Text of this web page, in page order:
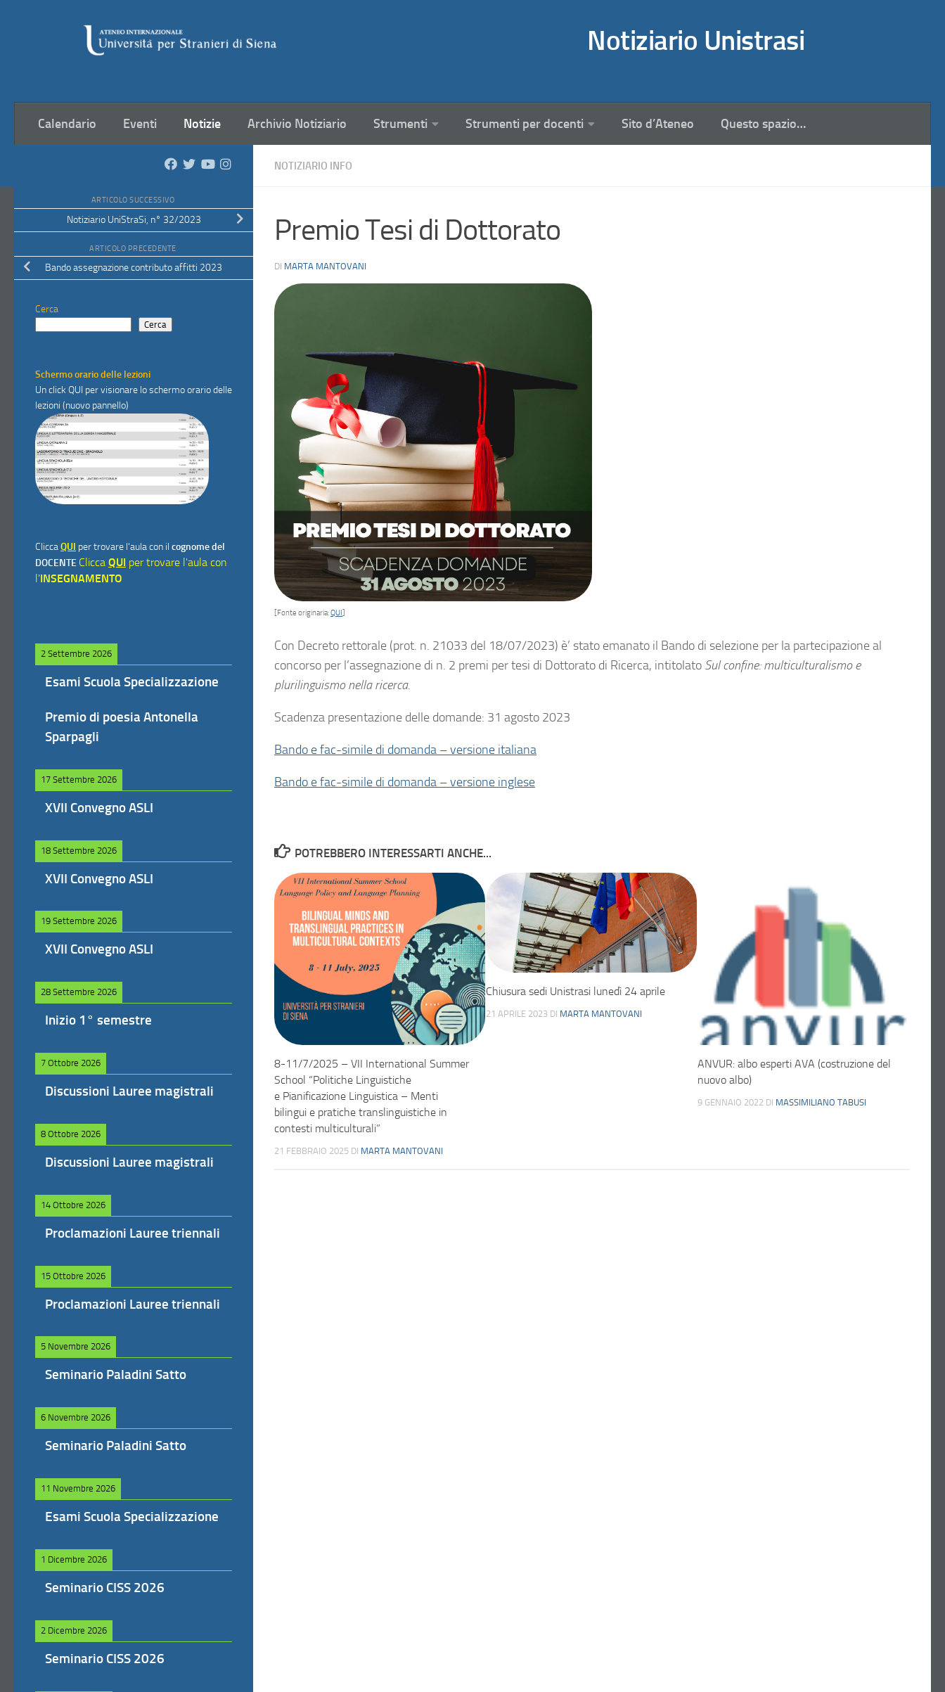
Notiziario Unistrasi
Calendario Eventi Notizie Archivio Notiziario Strumenti Strumenti per docenti Sito d’Ateneo Questo spazio…
NOTIZIARIO INFO
Premio Tesi di Dottorato
DI MARTA MANTOVANI
[Fonte originaria:QUI
Con Decreto rettorale (prot. n. 21033 del 18/07/2023) è’ stato emanato il Bando di selezione per la partecipazione al
concorso per l’assegnazione di n. 2 premi per tesi di Dottorato di Ricerca, intitolato Sul confine: multiculturalismo e
plurilinguismo nella ricerca.
Scadenza presentazione delle domande: 31 agosto 2023
Bando e fac-simile di domanda – versione italiana
Bando e fac-simile di domanda – versione inglese
POTREBBERO INTERESSARTI ANCHE...
8-11/7/2025 – VII International Summer
School “Politiche Linguistiche
e Pianificazione Linguistica – Menti
bilingui e pratiche translinguistiche in
contesti multiculturali”
21 FEBBRAIO 2025 DI MARTA MANTOVANI
Chiusura sedi Unistrasi lunedì 24 aprile
21 APRILE 2023 DI MARTA MANTOVANI
ANVUR: albo esperti AVA (costruzione del
nuovo albo)
9 GENNAIO 2022 DI MASSIMILIANO TABUSI
ARTICOLO SUCCESSIVO
Notiziario UniStraSi, n° 32/2023
ARTICOLO PRECEDENTE
Bando assegnazione contributo affitti 2023
Cerca
Cerca
Schermo orario delle lezioni
Un click QUI per visionare lo schermo orario delle
lezioni (nuovo pannello)
CliccaQUI per trovare l'aula con il cognome del
DOCENTE Clicca QUI per trovare l'aula con
l'INSEGNAMENTO
2 Settembre 2026
Esami Scuola Specializzazione
Premio di poesia Antonella
Sparpagli
17 Settembre 2026
XVII Convegno ASLI
18 Settembre 2026
XVII Convegno ASLI
19 Settembre 2026
XVII Convegno ASLI
28 Settembre 2026
Inizio 1° semestre
7 Ottobre 2026
Discussioni Lauree magistrali
8 Ottobre 2026
Discussioni Lauree magistrali
14 Ottobre 2026
Proclamazioni Lauree triennali
15 Ottobre 2026
Proclamazioni Lauree triennali
5 Novembre 2026
Seminario Paladini Satto
6 Novembre 2026
Seminario Paladini Satto
11 Novembre 2026
Esami Scuola Specializzazione
1 Dicembre 2026
Seminario CISS 2026
2 Dicembre 2026
Seminario CISS 2026